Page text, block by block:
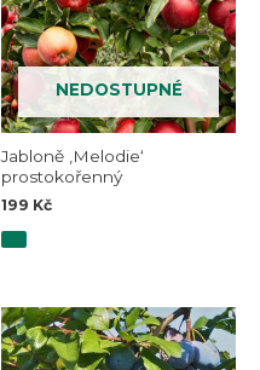
NEDOSTUPNÉ
Jabloně ‚Melodie‘
prostokořenný
199 Kč